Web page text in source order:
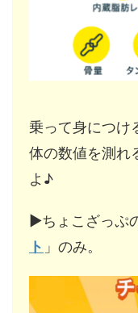
乗って身につけ
体の数値を測れ
よ♪
▶︎ちょこざっぷ
ト 」のみ。